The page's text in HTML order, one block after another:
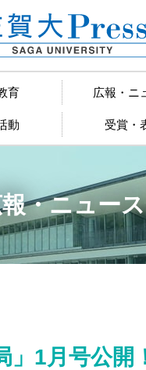
育 広報・ニ
動 受賞・
・ニュース
」1月号公開